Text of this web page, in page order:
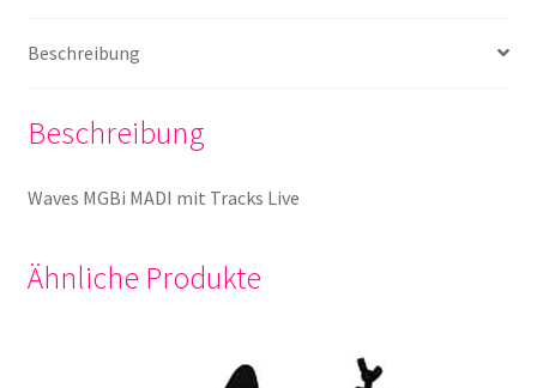
Beschreibung
Beschreibung
Waves MGBi MADI mit Tracks Live
Ähnliche Produkte